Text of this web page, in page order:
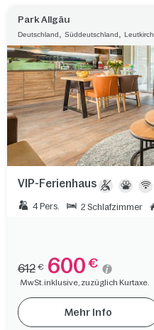
Park Allgäu
Deutschland , Süddeutschland , Leutkirch
VIP-Ferienhaus
4 Pers. 2 Schlafzimmer
612 € 600 €
MwSt. inklusive, zuzüglich Kurtaxe.
Mehr Info